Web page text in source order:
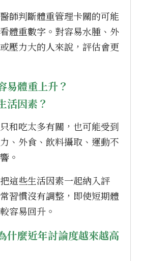
師判斷體重管理卡關的可能
體重數字。對容易水腫、外
壓力大的人來說，評估會更
易體重上升？
活因素？
和吃太多有關，也可能受到
、外食、飲料攝取、運動不
。
這些生活因素一起納入評
習慣沒有調整，即使短期體
容易回升。
什麼近年討論度越來越高